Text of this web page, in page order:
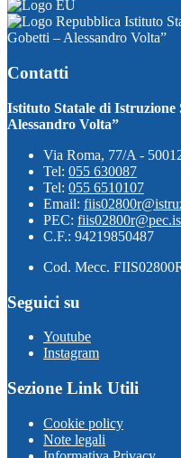
Istituto
Gobetti – Alessandro Volta”
Contatti
Istituto Statale di Istruzione
Alessandro Volta”
Via Roma, 77/A -
Tel: 055 630087
Tel: 055 6510107
Email:
PEC:
C.F.: 94219850487
Cod. Mecc.
Seguici su
Youtube
Instagram
Sezione Link Utili
Cookie policy
Note legali